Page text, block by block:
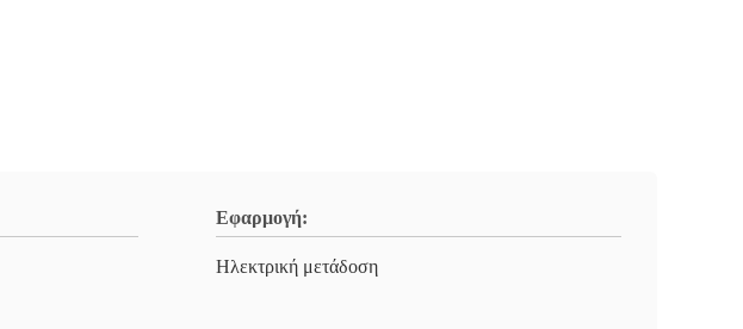
Εφαρμογή:
Ηλεκτρική μετάδοση